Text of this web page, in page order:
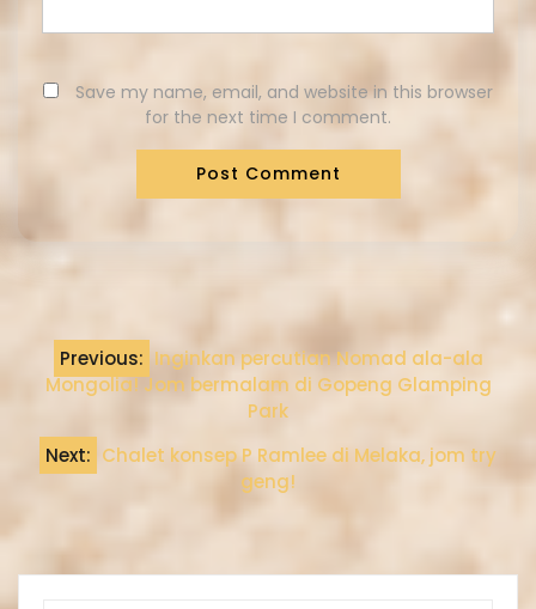
Save my name, email, and website in this browser
for the next time I comment.
Previous: Inginkan percutian Nomad ala-ala
Mongolia! Jom bermalam di Gopeng Glamping
Park
Next: Chalet konsep P Ramlee di Melaka, jom try
geng!